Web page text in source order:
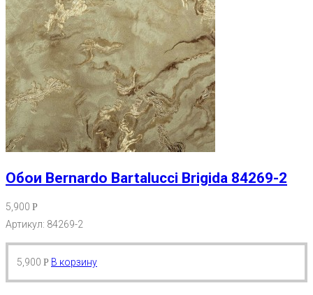
Обои Bernardo Bartalucci Brigida 84269-2
5,900 Р
Артикул: 84269-2
5,900 Р В корзину